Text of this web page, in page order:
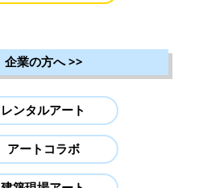
企業の方へ>>
レンタルアート
アートコラボ